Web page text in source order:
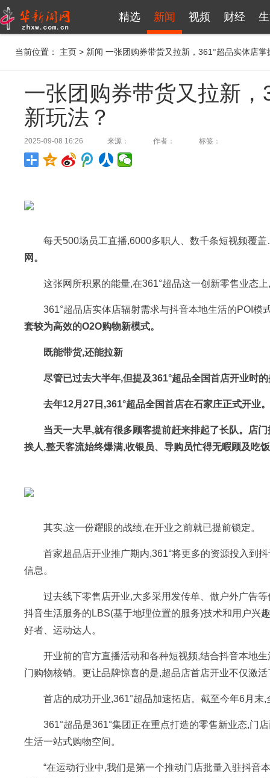
精选 新闻 视频 财经
当前位置： 主页 > 新闻 一张团购券带货又拉新，361°超品实体店
一张团购券带货又拉新
新玩法？
2025-09-08 16:26 来源： 作者： 标签：
每天500场员工直播,6000多职人、数千条短视频覆
网。
这张网所积累的能量,在361°超品这一创新零售业态
361°超品店实体店辐射需求与抖音本地生活的POI模
套较为高效的O2O购物新模式。
既能带货,还能拉新
尽管已过去大半年,但提及361°超品全国首店开业时
去年12月27日,361°超品全国首店在石家庄正式开业
当天一大早,就有很多顾客提前赶来排起了长队。店
挨人,整天客流始终爆满,收银员、导购员忙得无暇顾及吃
其实,这一份耀眼的战绩,在开业之前就已提前锁定。
首家超品店开业推广期内,361°将更多的资源投入到
信息。
过去线下零售店开业,大多采用发传单、做户外广告
抖音生活服务的LBS(基于地理位置的服务)技术和用户兴
好者、运动达人。
开业前的官方直播活动和各种短视频,结合抖音本地
门购物核销。更让品牌惊喜的是,超品店首店开业不仅激
首店的成功开业,361°超品加速拓店。截至今年6月末
361°超品是361°集团正在重点打造的零售新业态,门
生活一站式购物空间。
“在运动行业中,我们是第一个推动门店批量入驻抖音